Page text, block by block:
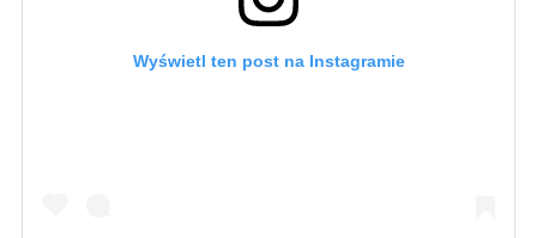
Wyświetl ten post na Instagramie